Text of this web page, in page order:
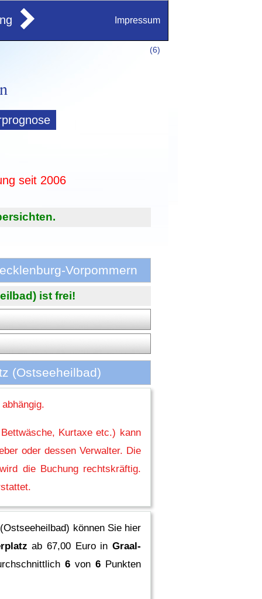
Impressum
(6)
seit 2006
Vorpommern
ist frei!
(Ostseeheilbad)
Kurtaxe etc.) kann
oder dessen Verwalter. Die
die Buchung rechtskräftig.
können Sie hier
ab 67,00 Euro in Graal-
6von 6Punkten